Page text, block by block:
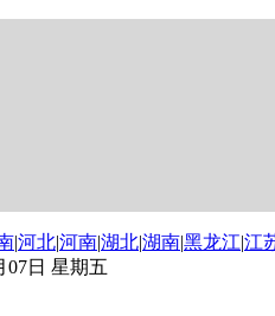
|河北|河南|湖北|湖南|黑龙江|江
07日 星期五